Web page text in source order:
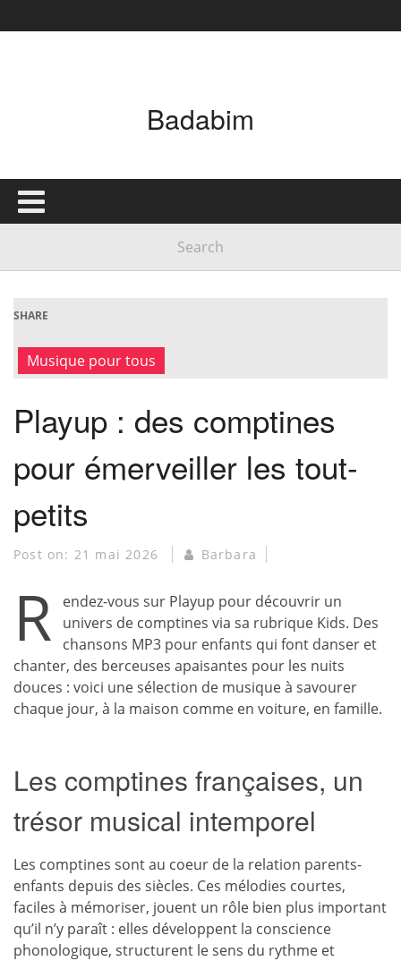
Badabim
SHARE
Musique pour tous
Playup : des comptines
pour émerveiller les tout-
petits
Post on: 21 mai 2026 Barbara
R
endez-vous sur Playup pour découvrir un
univers de comptines via sa rubrique Kids. Des
chansons MP3 pour enfants qui font danser et
chanter, des berceuses apaisantes pour les nuits
douces : voici une sélection de musique à savourer
chaque jour, à la maison comme en voiture, en famille.
Les comptines françaises, un
trésor musical intemporel
Les comptines sont au coeur de la relation parents-
enfants depuis des siècles. Ces mélodies courtes,
faciles à mémoriser, jouent un rôle bien plus important
qu’il n’y paraît : elles développent la conscience
phonologique, structurent le sens du rythme et